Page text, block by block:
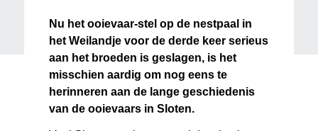
Nu het ooievaar-stel op de nestpaal in
het Weilandje voor de derde keer serieus
aan het broeden is geslagen, is het
misschien aardig om nog eens te
herinneren aan de lange geschiedenis
van de ooievaars in Sloten.